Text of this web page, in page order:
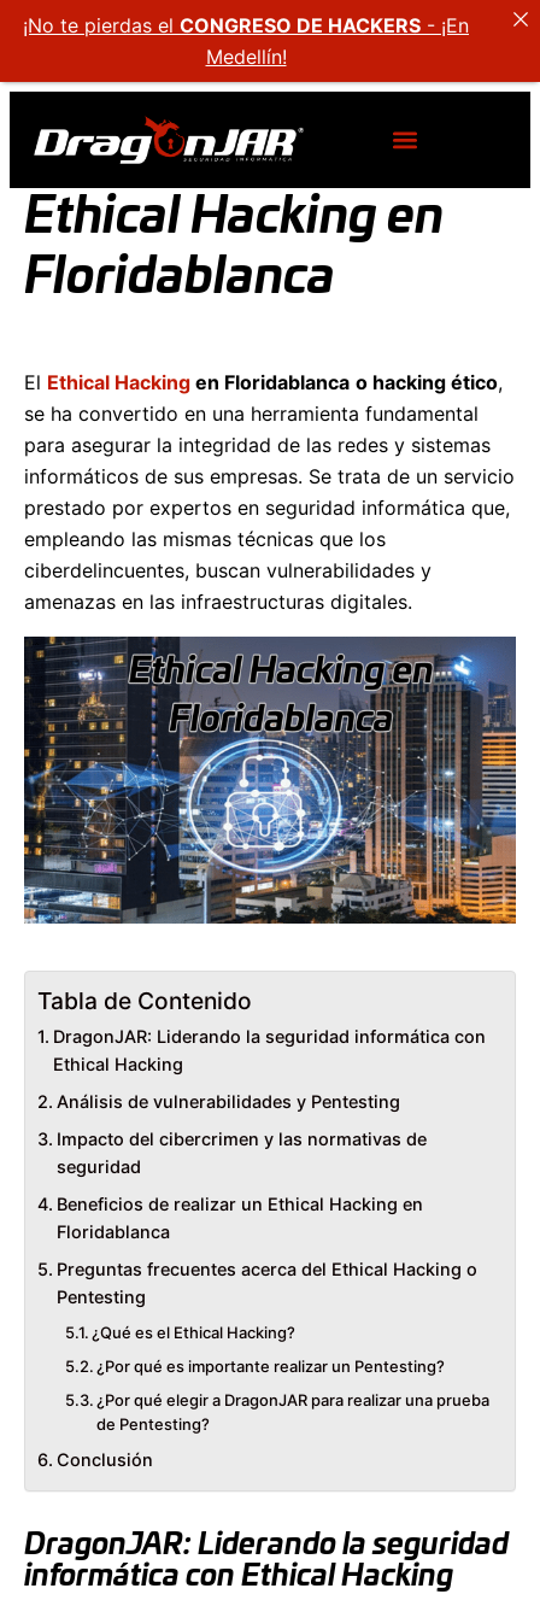
Ethical Hacking en
Floridablanca
El Ethical Hacking en Floridablanca o hacking ético,
se ha convertido en una herramienta fundamental
para asegurar la integridad de las redes y sistemas
informáticos de sus empresas. Se trata de un servicio
prestado por expertos en seguridad informática que,
empleando las mismas técnicas que los
ciberdelincuentes, buscan vulnerabilidades y
amenazas en las infraestructuras digitales.
Tabla de Contenido
DragonJAR: Liderando la seguridad informática con
Ethical Hacking
Análisis de vulnerabilidades y Pentesting
Impacto del cibercrimen y las normativas de
seguridad
Beneficios de realizar un Ethical Hacking en
Floridablanca
Preguntas frecuentes acerca del Ethical Hacking o
Pentesting
¿Qué es el Ethical Hacking?
¿Por qué es importante realizar un Pentesting?
¿Por qué elegir a DragonJAR para realizar una prueba
de Pentesting?
Conclusión
DragonJAR: Liderando la seguridad
informática con Ethical Hacking
¡No te pierdas el CONGRESO DE HACKERS - ¡En
Medellín!